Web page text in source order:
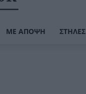
ΜΕ ΆΠΟΨΗ ΣΤΉΛΕΣ